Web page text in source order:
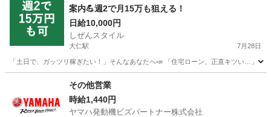
案内💪週2で月15万も狙える！
日給10,000円
しぜんスタイル
大仁駅 7月28日
「土日で、ガッツリ稼ぎたい！」そんなあなたへ📣 「住宅ローン、正直キツい…」
大仁駅
その他営業
時給1,440円
ヤマハ発動機ビズパートナー株式会社